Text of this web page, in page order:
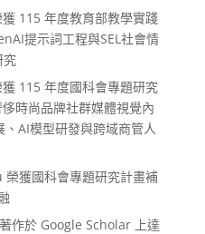
115 年度教育部教學實踐
提示詞工程與SEL社會情
究
115 年度國科會專題研究
時尚品牌社群媒體視覺內
AI模型研發與跨域商管人
獲國科會專題研究計畫補
作於 Google Scholar 上達